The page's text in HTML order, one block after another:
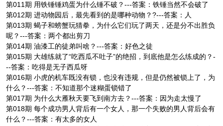
第011期 用铁锤锤鸡蛋为什么锤不破？---答案：铁锤当然不会破了
第012期 进动物园后，最先看到的是哪种动物？?---答案：人
第013期 蝎子和螃蟹玩猜拳，为什么它们玩了两天，还是分不出胜负
呢？---答案：两个都出剪刀
第014期 油漆工的徒弟叫啥？---答案：好色之徒
第015期 大雄练就了“吃西瓜不吐子”的绝招，到底他是怎么练成的？-
--答案：吃得是无子西瓜呀
第016期 小虎的机车既没有锁，也没有违规，但是仍然被锁上了，为
什么？---答案：不知道那个迷糊蛋锁错了
第017期 为什么大雁秋天要飞到南方去？---答案：因为走太慢了
第018期 每个成功男人背后有一个女人，那一个失败的男人背后会有
什么？---答案：有太多的女人